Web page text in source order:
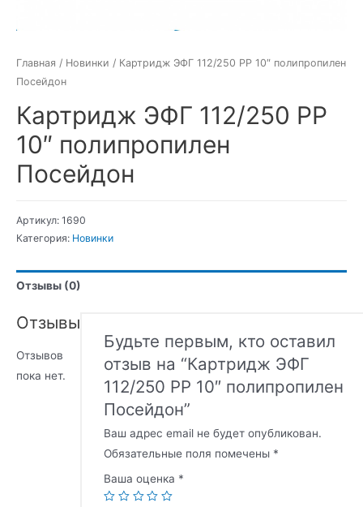
Главная / Новинки / Картридж ЭФГ 112/250 РР 10″ полипропилен
Посейдон
Картридж ЭФГ 112/250 РР
10″ полипропилен
Посейдон
Артикул: 1690
Категория: Новинки
Отзывы (0)
Отзывы
Отзывов
пока нет.
Будьте первым, кто оставил
отзыв на “Картридж ЭФГ
112/250 РР 10″ полипропилен
Посейдон”
Ваш адрес email не будет опубликован.
Обязательные поля помечены *
Ваша оценка *